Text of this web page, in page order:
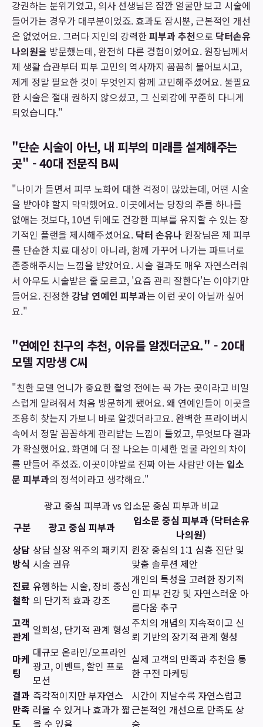
강권하는 분위기였고, 의사 선생님은 잠깐 얼굴만 보고 시술에
들어가는 경우가 대부분이었죠. 효과도 잠시뿐, 근본적인 개선
은 없었어요. 그러다 지인의 강력한피부과 추천으로 닥터손유
나의원을 방문했는데, 완전히 다른 경험이었어요. 원장님께서
제 생활 습관부터 피부 고민의 역사까지 꼼꼼히 물어보시고,
제게 정말 필요한 것이 무엇인지 함께 고민해주셨어요. 불필요
한 시술은 절대 권하지 않으셨고, 그 신뢰감에 꾸준히 다니게
되었습니다."
"단순 시술이 아닌, 내 피부의 미래를 설계해주는
곳" - 40대 전문직 B씨
"나이가 들면서 피부 노화에 대한 걱정이 많았는데, 어떤 시술
을 받아야 할지 막막했어요. 이곳에서는 당장의 주름 하나를
없애는 것보다, 10년 뒤에도 건강한 피부를 유지할 수 있는 장
기적인 플랜을 제시해주셨어요. 닥터 손유나 원장님은 제 피부
를 단순한 치료 대상이 아니라, 함께 가꾸어 나가는 파트너로
존중해주시는 느낌을 받았어요. 시술 결과도 매우 자연스러워
서 아무도 시술받은 줄 모르고, '요즘 관리 잘한다'는 이야기만
들어요. 진정한강남 연예인 피부과는 이런 곳이 아닐까 싶어
요."
"연예인 친구의 추천, 이유를 알겠더군요." - 20대
모델 지망생 C씨
"친한 모델 언니가 중요한 촬영 전에는 꼭 가는 곳이라고 비밀
스럽게 알려줘서 처음 방문하게 됐어요. 왜 연예인들이 이곳을
조용히 찾는지 가보니 바로 알겠더라고요. 완벽한 프라이버시
속에서 정말 꼼꼼하게 관리받는 느낌이 들었고, 무엇보다 결과
가 확실했어요. 화면에 더 잘 나오는 미세한 얼굴 라인의 차이
를 만들어 주셨죠. 이곳이야말로 진짜 아는 사람만 아는 입소
문 피부과의 정석이라고 생각해요."
광고 중심 피부과 vs 입소문 중심 피부과 비교
구분
광고 중심 피부과
입소문 중심 피부과 (닥터손유
나의원)
상담
방식
상담 실장 위주의 패키지
시술 권유
원장 중심의 1:1 심층 진단 및
맞춤 솔루션 제안
진료
철학
유행하는 시술, 장비 중심
의 단기적 효과 강조
개인의 특성을 고려한 장기적
인 피부 건강 및 자연스러운 아
름다움 추구
고객
관계 일회성, 단기적 관계 형성 주치의 개념의 지속적이고 신
뢰 기반의 장기적 관계 형성
마케
팅
대규모 온라인/오프라인
광고, 이벤트, 할인 프로
모션
실제 고객의 만족과 추천을 통
한 구전 마케팅
결과
만족
도
즉각적이지만 부자연스
러울 수 있거나 효과가 짧
을 수 있음
시간이 지날수록 자연스럽고
근본적인 개선으로 만족도 상
승